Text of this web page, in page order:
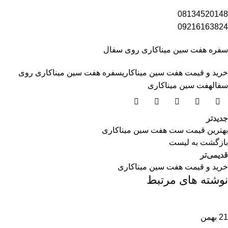
08134520148
09216163824
سفره هفت سین میناکاری روی سفال
خرید و قیمت هفت سین میناکاریسفره هفت سین میناکاری روی
سفالهفت سین میناکاری
جدیدتر
بهترین قیمت ست هفت سین میناکاری
بازگشت بە لیست
قدیمی‌تر
خرید و قیمت هفت سین میناکاری
نوشته های مرتبط
21 بهمن